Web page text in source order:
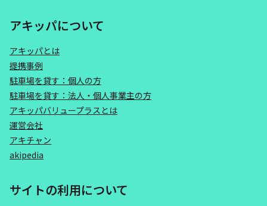
アキッパについて
アキッパとは
提携事例
駐車場を貸す：個人の方
駐車場を貸す：法人・個人事業主の方
アキッパバリュープラスとは
運営会社
アキチャン
akipedia
サイトの利用について